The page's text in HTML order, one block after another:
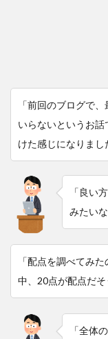
「前回のブログで
いらないというお
けた感じになりまし
「良い
みたい
「配点を調べてみ
中、20点が配点だそ
「全体